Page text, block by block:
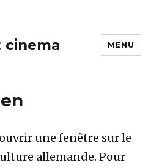
cinema MENU
une fenêtre sur le
allemande. Pour